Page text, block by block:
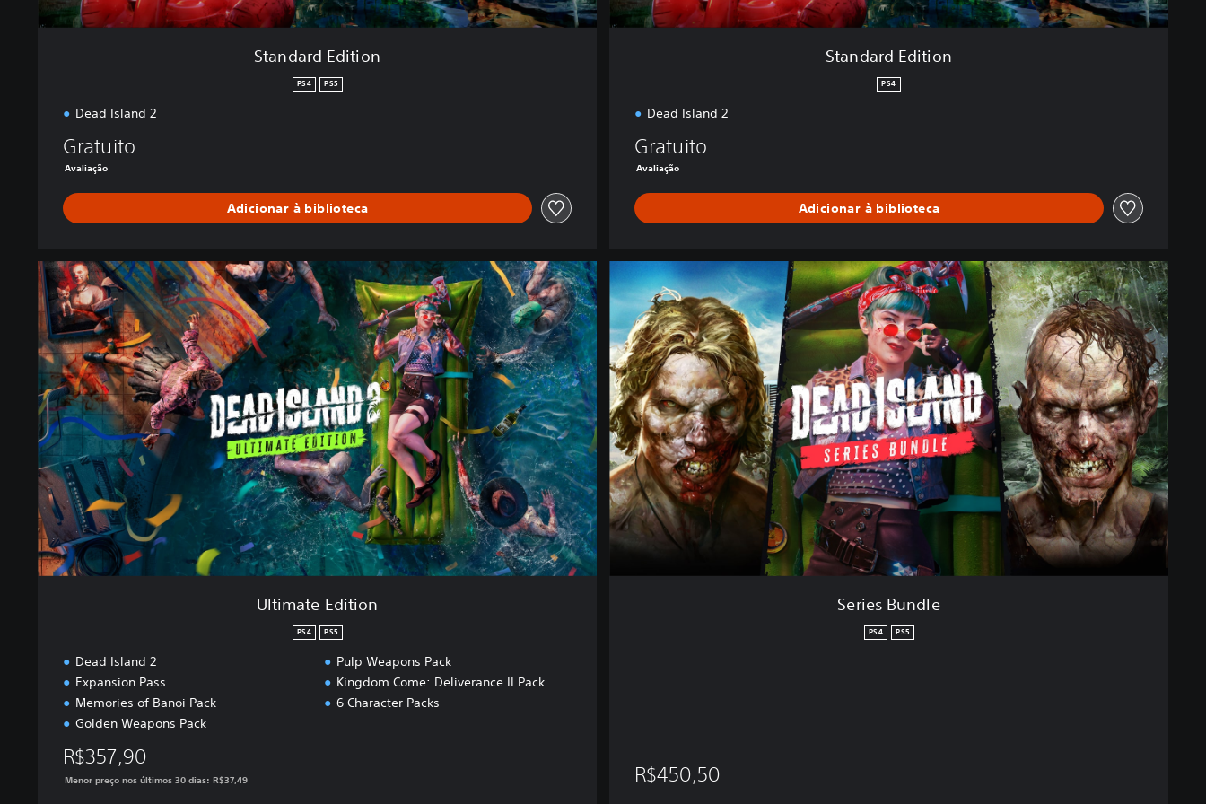
Standard Edition
PS4 PS5
Dead Island 2
Gratuito
Avaliação
Adicionar à biblioteca
Standard Edition
PS4
Dead Island 2
Gratuito
Avaliação
Adicionar à biblioteca
U
t
i
m
a
t
e
E
d
i
t
o
n
Ultimate Edition
PS4 PS5
Dead Island 2
Expansion Pass
Memories of Banoi Pack
Golden Weapons Pack
Pulp Weapons Pack
Kingdom Come: Deliverance II Pack
6 Character Packs
R$357,90
Menor preço nos últimos 30 dias: R$37,49
e
i
e
s
B
u
n
d
l
e
Series Bundle
PS4 PS5
R$450,50